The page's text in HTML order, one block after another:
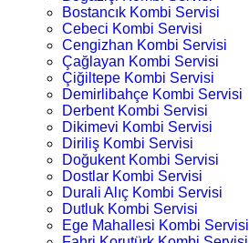
Bostancık Kombi Servisi
Cebeci Kombi Servisi
Cengizhan Kombi Servisi
Çağlayan Kombi Servisi
Çiğiltepe Kombi Servisi
Demirlibahçe Kombi Servisi
Derbent Kombi Servisi
Dikimevi Kombi Servisi
Diriliş Kombi Servisi
Doğukent Kombi Servisi
Dostlar Kombi Servisi
Durali Alıç Kombi Servisi
Dutluk Kombi Servisi
Ege Mahallesi Kombi Servisi